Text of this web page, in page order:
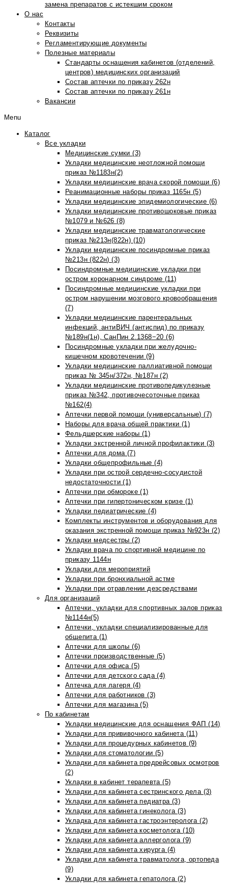
замена препаратов с истекшим сроком
О нас
Контакты
Реквизиты
Регламентирующие документы
Полезные материалы
Стандарты оснащения кабинетов (отделений,
центров) медицинских организаций
Состав аптечки по приказу 262н
Состав аптечки по приказу 261н
Вакансии
Menu
Каталог
Все укладки
Медицинские сумки (3)
Укладки медицинские неотложной помощи
приказ №1183н(2)
Укладки медицинские врача скорой помощи (6)
Реанимационные наборы приказ 1165н (5)
Укладки медицинские эпидемиологические (6)
Укладки медицинские противошоковые приказ
№1079 и №626 (8)
Укладки медицинские травматологические
приказ №213н(822н) (10)
Укладки медицинские посиндромные приказ
№213н (822н) (3)
Посиндромные медицинские укладки при
остром коронарном синдроме (11)
Посиндромные медицинские укладки при
остром нарушении мозгового кровообращения
(7)
Укладки медицинские парентеральных
инфекций, антиВИЧ (антиспид) по приказу
№189н(1н), СанПин 2.1368−20 (6)
Посиндромные укладки при желудочно-
кишечном кровотечении (9)
Укладки медицинские паллиативной помощи
приказ № 345н/372н, №187н (2)
Укладки медицинские противопедикулезные
приказ №342, противочесоточные приказ
№162(4)
Аптечки первой помощи (универсальные) (7)
Наборы для врача общей практики (1)
Фельдшерские наборы (1)
Укладки экстренной личной профилактики (3)
Аптечки для дома (7)
Укладки общепрофильные (4)
Укладки при острой сердечно-сосудистой
недостаточности (1)
Аптечки при обмороке (1)
Аптечки при гипертоническом кризе (1)
Укладки педиатрические (4)
Комплекты инструментов и оборудования для
оказания экстренной помощи приказ №923н (2)
Укладки медсестры (2)
Укладки врача по спортивной медицине по
приказу 1144н
Укладки для мероприятий
Укладки при бронхиальной астме
Укладки при отравлении дезсредствами
Для организаций
Аптечки, укладки для спортивных залов приказ
№1144н(5)
Аптечки, укладки специализированные для
общепита (1)
Аптечки для школы (6)
Аптечки производственные (5)
Аптечки для офиса (5)
Аптечки для детского сада (4)
Аптечка для лагеря (4)
Аптечки для работников (3)
Аптечки для магазина (5)
По кабинетам
Укладки медицинские для оснащения ФАП (14)
Укладки для прививочного кабинета (11)
Укладки для процедурных кабинетов (9)
Укладки для стоматологии (5)
Укладки для кабинета предрейсовых осмотров
(2)
Укладки в кабинет терапевта (5)
Укладки для кабинета сестринского дела (3)
Укладки для кабинета педиатра (3)
Укладки для кабинета гинеколога (3)
Укладка для кабинета гастроэнтеролога (2)
Укладки для кабинета косметолога (10)
Укладки для кабинета аллерголога (9)
Укладки для кабинета хирурга (4)
Укладки для кабинета травматолога, ортопеда
(9)
Укладки для кабинета гепатолога (2)